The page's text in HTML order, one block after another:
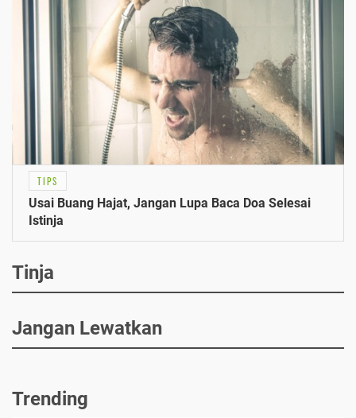
TIPS
Usai Buang Hajat, Jangan Lupa Baca Doa Selesai
Istinja
Tinja
Jangan Lewatkan
Trending